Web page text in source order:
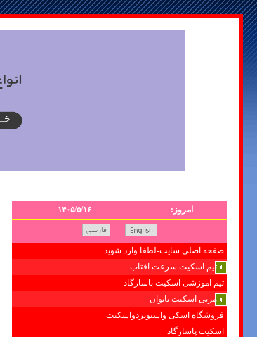
امروز: ۱۴۰۵/۵/۱۶
صفحه اصلی سایت-لطفا وارد شوید
تیم اسکیت سرعت افتاب
تیم اموزشی اسکیت پاسارگاد
مربی اسکیت بانوان
فروشگاه اسکی واسنوبردواسکیت
اسکیت پاسارگاد